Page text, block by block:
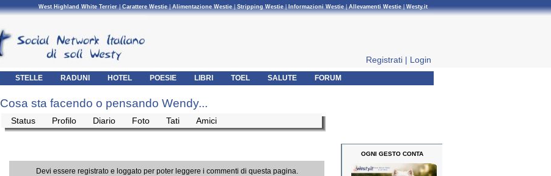
West Highland White Terrier|Carattere Westie|Alimentazione Westie|Stripping Westie| Informazioni Westie|Allevamenti Westie|Westy.it
Registrati | Login
STELLE RADUNI HOTEL POESIE LIBRI TOEL SALUTE FORUM
Cosa sta facendo o pensando Wendy...
Status Profilo Diario Foto Tati Amici
Devi essere registrato e loggato per poter leggere i commenti di questa pagina.
OGNI GESTO CONTA